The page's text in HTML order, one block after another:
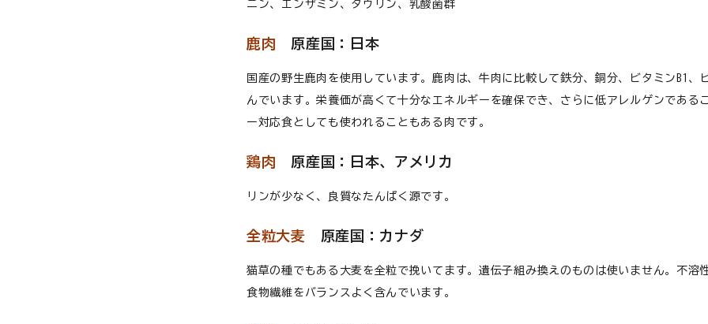
ニン、エンザミン、タウリン、乳酸菌群
鹿肉 原産国：日本
国産の野生鹿肉を使用しています。鹿肉は、牛肉に比較して鉄分、銅分、ビタミンB1、
んでいます。栄養価が高くて十分なエネルギーを確保でき、さらに低アレルゲンである
ー対応食としても使われることもある肉です。
鶏肉 原産国：日本、アメリカ
リンが少なく、良質なたんぱく源です。
全粒大麦 原産国：カナダ
猫草の種でもある大麦を全粒で挽いてます。遺伝子組み換えのものは使いません。不溶
食物繊維をバランスよく含んでいます。